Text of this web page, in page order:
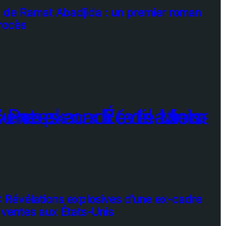
Ramat Abadjida : un premier roman
Révélations explosives d’une ex-cadre
aux États-Unis